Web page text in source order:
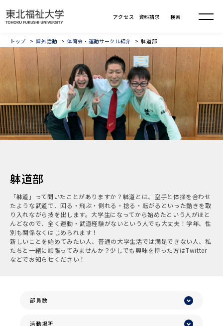
トップ 課外活動 体育会・運動サークル紹介 躰道部
躰道部
「躰道」って聞いたことがありますか？躰道とは、空手と体操を合わせ
たような武道で、回る・飛ぶ・倒れる・捻る・転がるといった動きを取
り入れながら技を出します。大学生になってから始めたという人がほと
んどなので、全く運動・武道経験がないという人でも大丈夫！学年、性
別も関係なくはじめられます！
新しいことを始めてみたい人、普通の大学生活では満足できない人、私
たちと一緒に頑張ってみませんか？少しでも興味を持った方はTwitter
などでお知らせください！
部員数
活動場所